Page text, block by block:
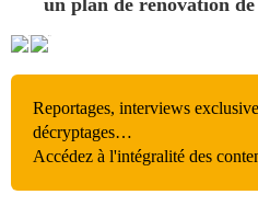
un plan de rénovation de
Reportages, interviews
décryptages…
Accédez à l'intégralité des